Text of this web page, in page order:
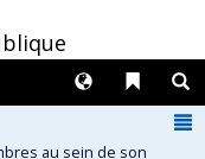
Liens
Langues
au sein de son